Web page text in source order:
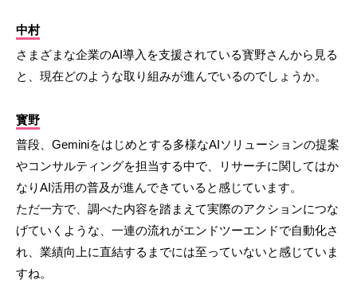
中村
さまざまな企業のAI導入を支援されている寳野さんから見る
と、現在どのような取り組みが進んでいるのでしょうか。
寳野
普段、Geminiをはじめとする多様なAIソリューションの提案
やコンサルティングを担当する中で、リサーチに関してはか
なりAI活用の普及が進んできていると感じています。
ただ一方で、調べた内容を踏まえて実際のアクションにつな
げていくような、一連の流れがエンドツーエンドで自動化さ
れ、業績向上に直結するまでには至っていないと感じていま
すね。